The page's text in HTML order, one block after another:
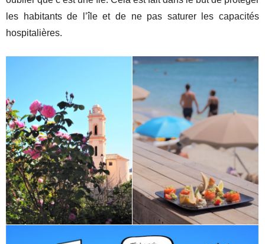
les habitants de l’île et de ne pas saturer les capacités
hospitalières.